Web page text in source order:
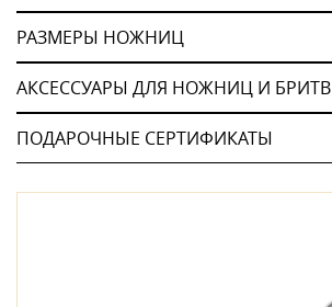
РАЗМЕРЫ НОЖНИЦ
АКСЕССУАРЫ ДЛЯ НОЖНИЦ И БРИТВ
ПОДАРОЧНЫЕ СЕРТИФИКАТЫ